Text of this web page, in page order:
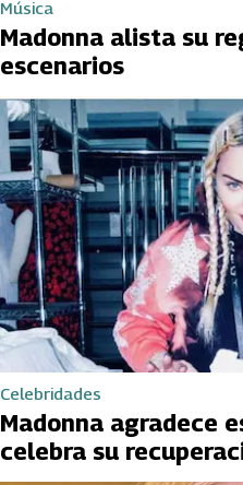
Música
Madonna alista su
escenarios
Celebridades
Madonna agradece
celebra su